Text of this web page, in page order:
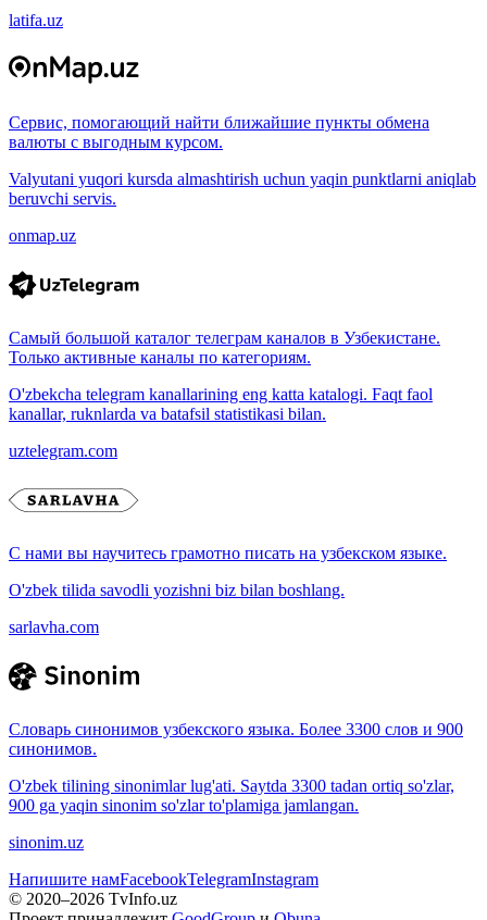
latifa.uz
Сервис, помогающий найти ближайшие пункты обмена
валюты с выгодным курсом.
Valyutani yuqori kursda almashtirish uchun yaqin punktlarni aniqlab
beruvchi servis.
onmap.uz
Самый большой каталог телеграм каналов в Узбекистане.
Только активные каналы по категориям.
O'zbekcha telegram kanallarining eng katta katalogi. Faqt faol
kanallar, ruknlarda va batafsil statistikasi bilan.
uztelegram.com
С нами вы научитесь грамотно писать на узбекском языке.
O'zbek tilida savodli yozishni biz bilan boshlang.
sarlavha.com
Словарь синонимов узбекского языка. Более 3300 слов и 900
синонимов.
O'zbek tilining sinonimlar lug'ati. Saytda 3300 tadan ortiq so'zlar,
900 ga yaqin sinonim so'zlar to'plamiga jamlangan.
sinonim.uz
Напишите намFacebookTelegramInstagram
© 2020–2026 TvInfo.uz